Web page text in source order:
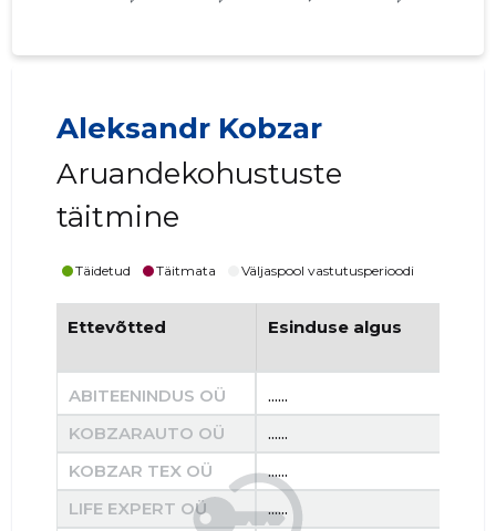
Aleksandr Kobzar
Aruandekohustuste
täitmine
Täidetud Täitmata Väljaspool vastutusperioodi
Ettevõtted Esinduse algus
ABITEENINDUS OÜ ......
KOBZARAUTO OÜ
......
KOBZAR TEX OÜ
......
LIFE EXPERT OÜ
......